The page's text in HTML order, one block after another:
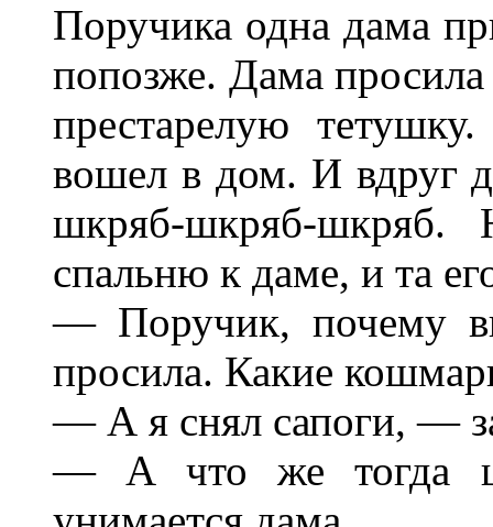
Поручика одна дама
попозже. Дама
престарелую
вошел в дом. И вдруг
шкряб-шкряб-шкряб.
спальню к даме, и та
— Поручик, почему
просила. Какие
— А я снял сапоги, —
— А что же тогда